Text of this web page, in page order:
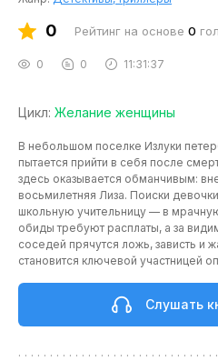
0 Рейтинг на основе 0
0 0 11:31:37
Цикл: Желание женщины
В небольшом поселке Излуки
пытается прийти в себя после
здесь оказывается обманчивым:
восьмилетняя Лиза. Поиски
школьную учительницу — в
обиды требуют расплаты, а за
соседей прячутся ложь, зависть и
становится ключевой участницей
Слушать